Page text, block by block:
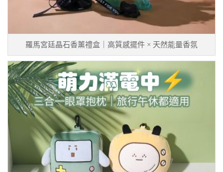
羅馬宮廷晶石香薰禮盒｜高質感擺件 × 天然能量香氛